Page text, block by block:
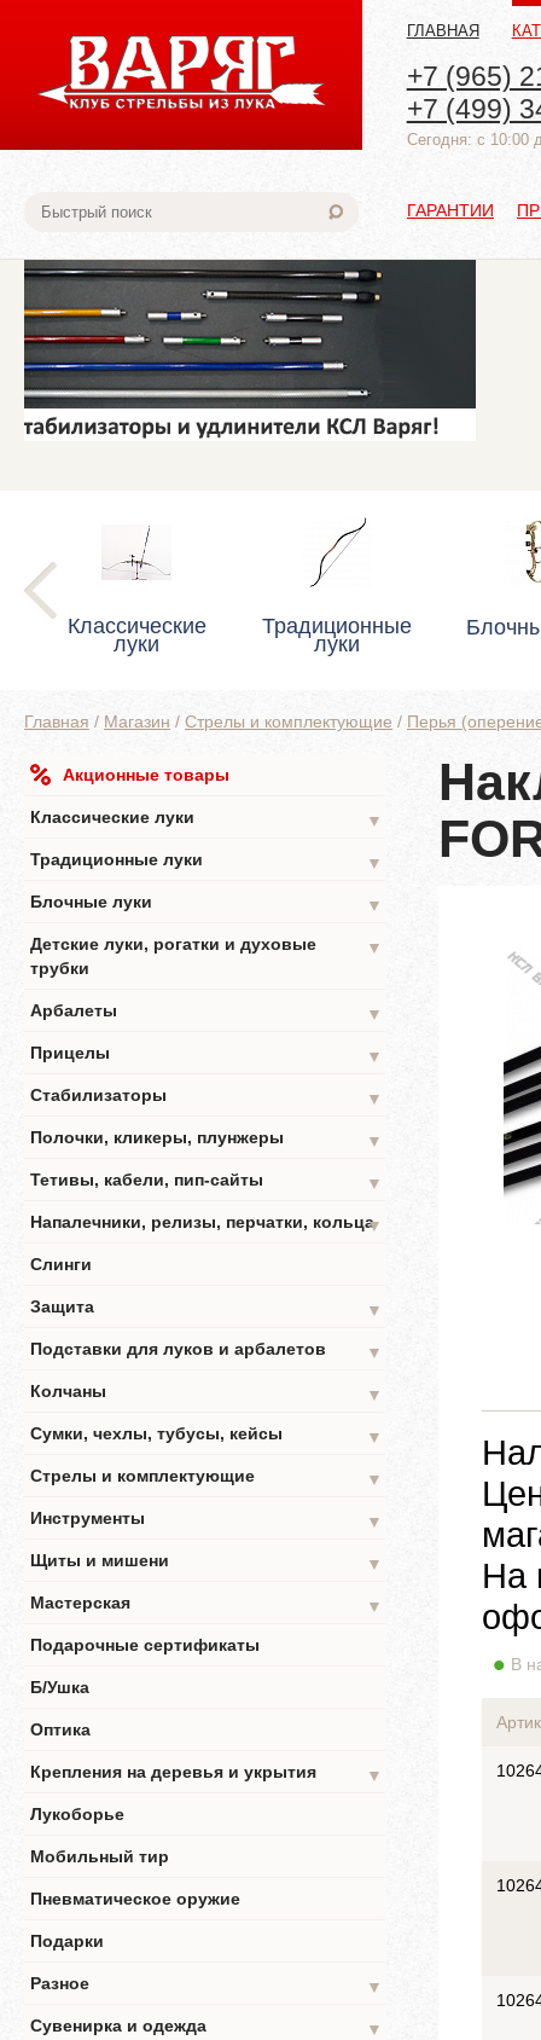
ГЛАВНАЯ
+7 (965)
+7 (499)
Cегодня: с 10:00
ГАРАНТИИ
Классические
луки
Традиционные
луки
Главная / Магазин / Стрелы и комплектующие / Перья
Акционные товары
Классические луки
▼
Традиционные луки
▼
Блочные луки
▼
Детские луки, рогатки и духовые
трубки
▼
Арбалеты
▼
Прицелы
▼
Стабилизаторы
▼
Полочки, кликеры, плунжеры
▼
Тетивы, кабели, пип-сайты
▼
Напалечники, релизы, перчатки, кольца▼
Слинги
Защита
▼
Подставки для луков и арбалетов
▼
Колчаны
▼
Сумки, чехлы, тубусы, кейсы
▼
Стрелы и комплектующие
▼
Инструменты
▼
Щиты и мишени
▼
Мастерская
▼
Подарочные сертификаты
Б/Ушка
Оптика
Крепления на деревья и укрытия
▼
Лукоборье
Мобильный тир
Пневматическое оружие
Подарки
Разное
▼
Сувенирка и одежда
▼
На
В